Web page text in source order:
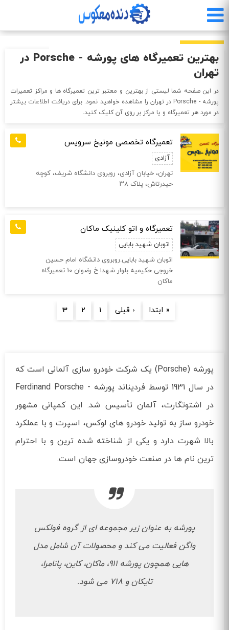
محتوای
بهترین تعمیرگاه های پورشه - Porsche در
تهران
در این صفحه شما لیستی از بهترین و معتبر ترین تعمیرگاه ها و مراکز تعمیرات
پورشه - Porsche در تهران را مشاهده خواهید نمود. برای دریافت اطلاعات بیشتر
در مورد هر تعمیرگاه و یا مرکز بر روی آن کلیک کنید.
تعمیرگاه تخصصی مونیخ سرویس
آزادی
تهران، خیابان آزادی، روبروی دانشگاه شریف، کوچه
حیدرتاش، پلاک ۳۸
تعمیرگاه و اتو کلینیک ماکان
اتوبان شهید بابایی
اتوبان شهید بابایی.روبروی دانشگاه امام حسین
خروجی حکیمیه بلوار شهدا خ رضوان 10 تعمیرگاه
ماکان
« ابتدا ‹ قبلی 1
2
3
پورشه (Porsche) یک شرکت خودرو سازی آلمانی است که
در سال 1931 توسط فردیناند پورشه - Ferdinand Porsche
در اشتوتگارت، آلمان تأسیس شد. این کمپانی مشهور
خودرو ساز به تولید خودرو های لوکس، اسپرت و با عملکرد
بالا شهرت دارد و یکی از شناخته‌ شده‌ ترین و با احترام
ترین نام‌ ها در صنعت خودروسازی جهان است.
پورشه به عنوان زیر مجموعه‌ ای از گروه فولکس‌
واگن فعالیت می‌ کند و محصولات آن شامل مدل‌
هایی همچون پورشه 911، ماکان، کاین، پانامرا،
تایکان و 718 می‌ شود.